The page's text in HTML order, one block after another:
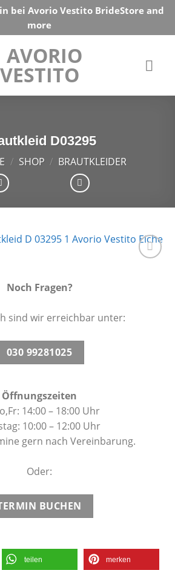
bei Avorio Vestito BrideStore and
more
D03295
/ SHOP / BRAUTKLEIDER
Noch Fragen?
sind wir erreichbar unter:
030 99281025
Öffnungszeiten
14:00 – 18:00 Uhr
10:00 – 12:00 Uhr
gern nach Vereinbarung.
Oder:
BUCHEN
teilen merken